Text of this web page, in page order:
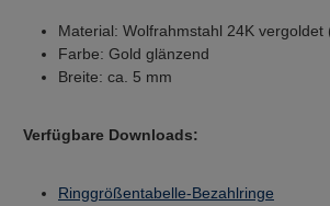
Material: Wolfrahmstahl 24K vergoldet
Farbe: Gold glänzend
Breite: ca. 5 mm
Verfügbare Downloads:
Ringgrößentabelle-Bezahlringe